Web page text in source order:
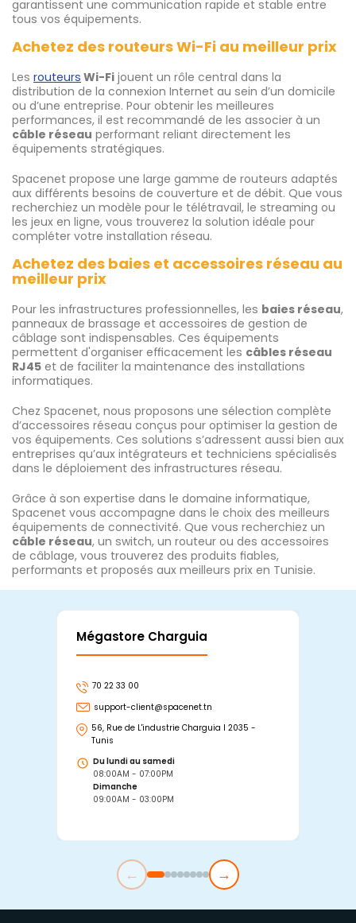
garantissent une communication rapide et stable entre
tous vos équipements.
Achetez des routeurs Wi-Fi au meilleur prix
Les routeurs Wi-Fi jouent un rôle central dans la
distribution de la connexion Internet au sein d’un domicile
ou d’une entreprise. Pour obtenir les meilleures
performances, il est recommandé de les associer à un
câble réseau performant reliant directement les
équipements stratégiques.
Spacenet propose une large gamme de routeurs adaptés
aux différents besoins de couverture et de débit. Que vous
recherchiez un modèle pour le télétravail, le streaming ou
les jeux en ligne, vous trouverez la solution idéale pour
compléter votre installation réseau.
Achetez des baies et accessoires réseau au
meilleur prix
Pour les infrastructures professionnelles, les baies réseau,
panneaux de brassage et accessoires de gestion de
câblage sont indispensables. Ces équipements
permettent d'organiser efficacement les câbles réseau
RJ45 et de faciliter la maintenance des installations
informatiques.
Chez Spacenet, nous proposons une sélection complète
d’accessoires réseau conçus pour optimiser la gestion de
vos équipements. Ces solutions s’adressent aussi bien aux
entreprises qu’aux intégrateurs et techniciens spécialisés
dans le déploiement des infrastructures réseau.
Grâce à son expertise dans le domaine informatique,
Spacenet vous accompagne dans le choix des meilleurs
équipements de connectivité. Que vous recherchiez un
câble réseau, un switch, un routeur ou des accessoires
de câblage, vous trouverez des produits fiables,
performants et proposés aux meilleurs prix en Tunisie.
Mégastore Charguia
70 22 33 00
support-client@spacenet.tn
56, Rue de L'industrie Charguia I 2035 -
Tunis
Du lundi au samedi
08:00AM - 07:00PM
Dimanche
09:00AM - 03:00PM
← →